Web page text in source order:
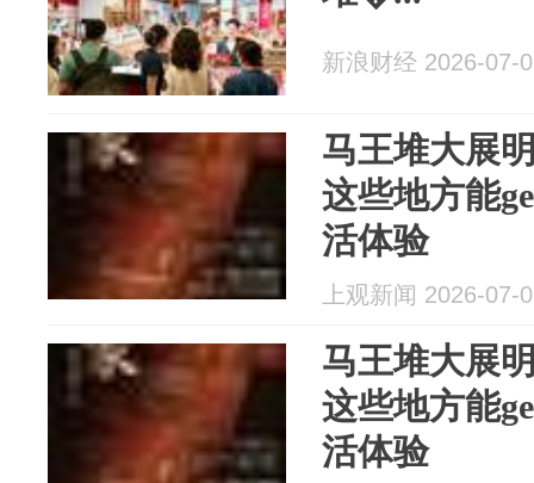
新浪财经 2026-07-
马王堆大展
这些地方能
活体验
上观新闻 2026-07-
马王堆大展
这些地方能
活体验